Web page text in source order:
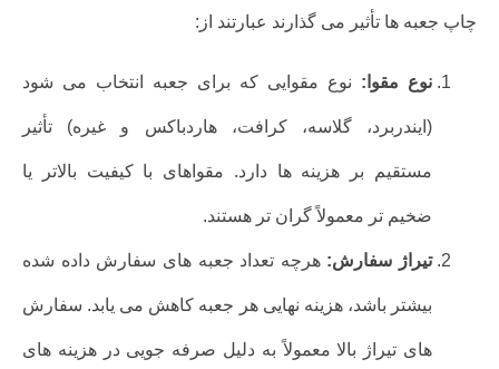
چاپ جعبه ها تأثیر می گذارند عبارتند از:
نوع مقوا: نوع مقوایی که برای جعبه انتخاب می شود
(ایندربرد، گلاسه، کرافت، هاردباکس و غیره) تأثیر
مستقیم بر هزینه ها دارد. مقواهای با کیفیت بالاتر یا
ضخیم تر معمولاً گران تر هستند.
تیراژ سفارش: هرچه تعداد جعبه های سفارش داده شده
بیشتر باشد، هزینه نهایی هر جعبه کاهش می یابد. سفارش
های تیراژ بالا معمولاً به دلیل صرفه جویی در هزینه های